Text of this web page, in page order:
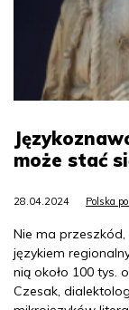
może stać
28.04.2024 Polska
Nie ma
językiem
nią około 100 tys.
Czesak,